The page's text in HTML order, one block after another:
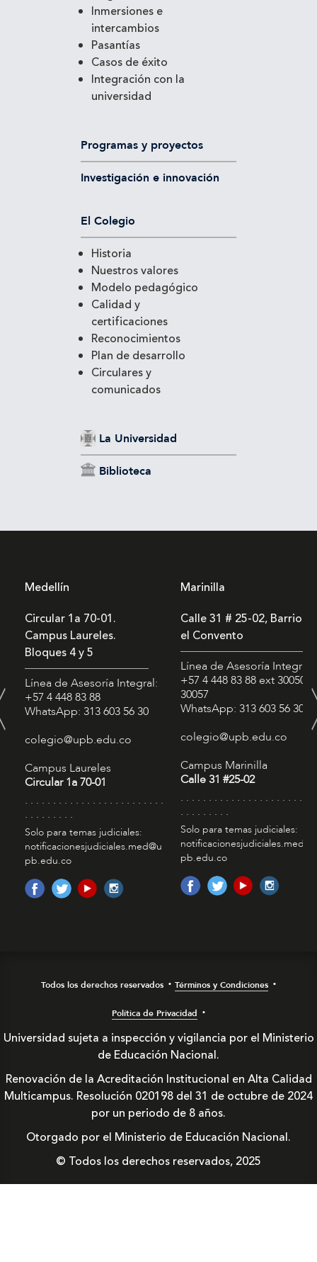
Inmersiones e
intercambios
Pasantías
Casos de éxito
Integración con la
universidad
Programas y proyectos
Investigación e innovación
El Colegio
Historia
Nuestros valores
Modelo pedagógico
Calidad y
certificaciones
Reconocimientos
Plan de desarrollo
Circulares y
comunicados
La Universidad
Biblioteca
Medellín
Circular 1a 70-01.
Campus Laureles.
Bloques 4 y 5
Línea de Asesoría Integral:
+57 4 448 83 88
WhatsApp: 313 603 56 30
colegio@upb.edu.co
Campus Laureles
Circular 1a 70-01
. . . . . . . . . . . . . . . . . . . . . . . . .
. . . . . . . . .
Solo para temas judiciales:
notificacionesjudiciales.med@u
pb.edu.co
Marinilla
Calle 31 # 25-02, Barrio
el Convento
Línea de Asesoría Integral:
+57 4 448 83 88ext 30050 -
30057
WhatsApp: 313 603 56 30
colegio@upb.edu.co
Campus Marinilla
Calle 31 #25-02
. . . . . . . . . . . . . . . . . . . . . . . .
. . . . . . . . .
Solo para temas judiciales:
notificacionesjudiciales.med@u
pb.edu.co
Todos los derechos reservados Términos y Condiciones
Política de Privacidad
Universidad sujeta a inspección y vigilancia por el Ministerio
de Educación Nacional.
Renovación de la Acreditación Institucional en Alta Calidad
Multicampus. Resolución 020198 del 31 de octubre de 2024
por un periodo de 8 años.
Otorgado por el Ministerio de Educación Nacional.
© Todos los derechos reservados, 2025